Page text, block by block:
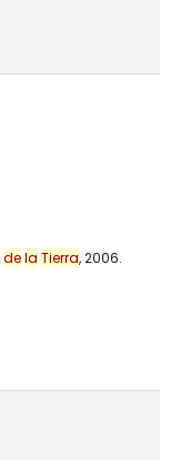
dela Tierra, 2006.